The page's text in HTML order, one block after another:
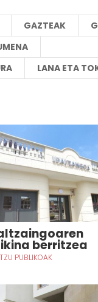
GAZTEAK
LANA ETA
berritzea
PUBLIKOAK